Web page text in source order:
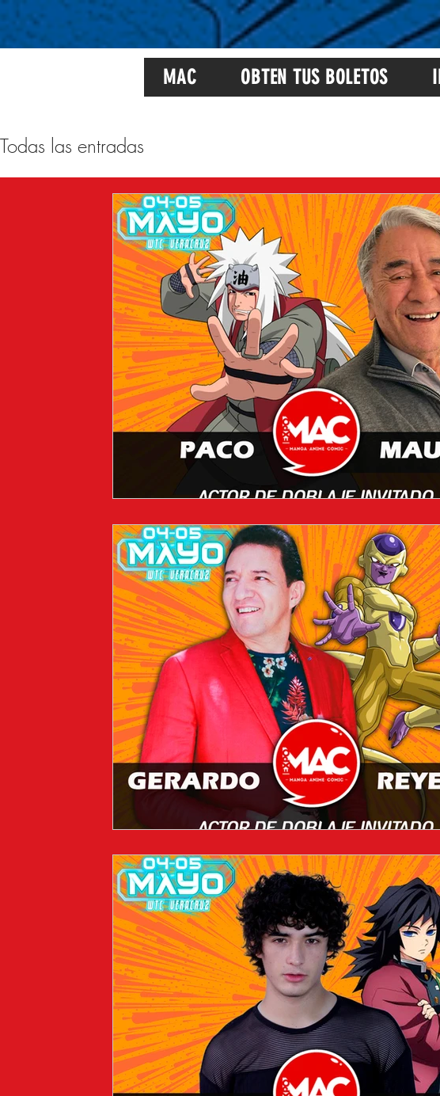
Todas las entradas
MAC OBTEN TUS BOLETOS